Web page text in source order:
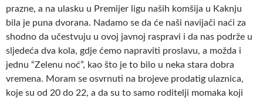
prazne, a na ulasku u Premijer ligu naših komšija u Kaknju
bila je puna dvorana. Nadamo se da će naši navijači naći za
shodno da učestvuju u ovoj javnoj raspravi i da nas podrže u
sljedeća dva kola, gdje ćemo napraviti proslavu, a možda i
jednu “Zelenu noć”, kao što je to bilo u neka stara dobra
vremena. Moram se osvrnuti na brojeve prodatig ulaznica,
koje su od 20 do 22, a da su to samo roditelji momaka koji